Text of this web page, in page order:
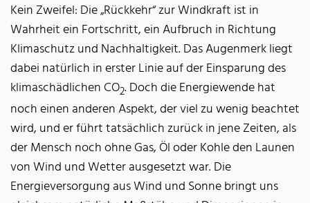
Kein Zweifel: Die „Rückkehr“ zur Windkraft ist in
Wahrheit ein Fortschritt, ein Aufbruch in Richtung
Klimaschutz und Nachhaltigkeit. Das Augenmerk liegt
dabei natürlich in erster Linie auf der Einsparung des
klimaschädlichen CO2. Doch die Energiewende hat
noch einen anderen Aspekt, der viel zu wenig beachtet
wird, und er führt tatsächlich zurück in jene Zeiten, als
der Mensch noch ohne Gas, Öl oder Kohle den Launen
von Wind und Wetter ausgesetzt war. Die
Energieversorgung aus Wind und Sonne bringt uns